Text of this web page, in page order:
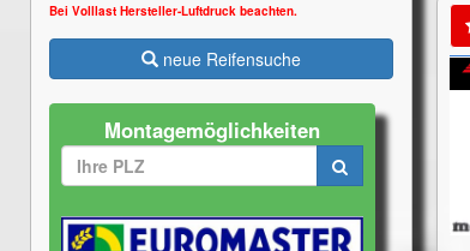
Bei Volllast Hersteller-Luftdruck beachten.
neue Reifensuche
Montagemöglichkeiten